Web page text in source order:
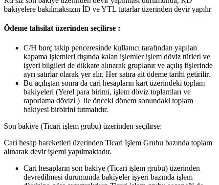
bakiyelere bakılmaksızın İD ve YTL tutarlar üzerinden devir yapılır
Ödeme tahsilat üzerinden seçilirse :
C/H borç takip penceresinde kullanıcı tarafından yapılan
kapama işlemleri dışında kalan işlemler işlem döviz türleri ve
işyeri bilgileri de dikkate alınarak gruplanır ve açılış fişlerinde
ayrı satırlar olarak yer alır. Her satıra ait ödeme tarihi getirilir.
Bu açılıştan sonra da cari hesapların kart üzerindeki toplam
bakiyeleri (Yerel para birimi, işlem döviz toplamları ve
raporlama dövizi ) ile önceki dönem sonundaki toplam
bakiyesi birbirini tutmalıdır.
Son bakiye (Ticari işlem grubu) üzerinden seçilirse:
Cari hesap hareketleri üzerinden Ticari İşlem Grubu bazında toplam
alınarak devir işlemi yapılmaktadır.
Cari hesapların son bakiye (Ticari işlem grubu) üzerinden
devredilmesi durumunda bakiyeler işyeri bazında işlem